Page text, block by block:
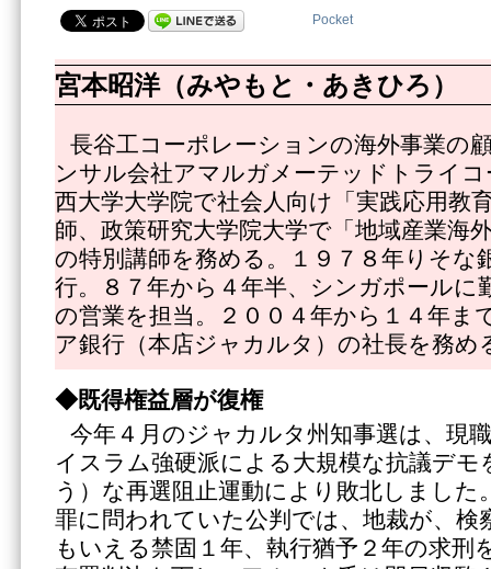
Pocket
宮本昭洋（みやもと・あきひろ）
長谷工コーポレーションの海外事業の
ンサル会社アマルガメーテッドトライコ
西大学大学院で社会人向け「実践応用教
師、政策研究大学院大学で「地域産業海
の特別講師を務める。１９７８年りそな
行。８７年から４年半、シンガポールに
の営業を担当。２００４年から１４年ま
ア銀行（本店ジャカルタ）の社長を務め
◆既得権益層が復権
今年４月のジャカルタ州知事選は、現
イスラム強硬派による大規模な抗議デモ
う）な再選阻止運動により敗北しました
罪に問われていた公判では、地裁が、検
もいえる禁固１年、執行猶予２年の求刑